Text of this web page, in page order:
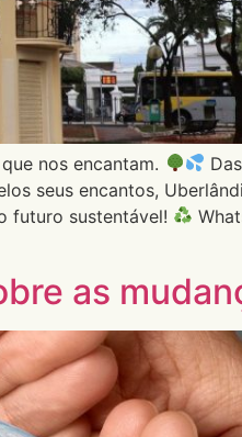
nos encantam.
seus encantos,
sustentável!
as